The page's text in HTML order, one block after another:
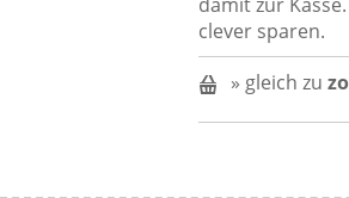
clever sparen.
» gleich zu